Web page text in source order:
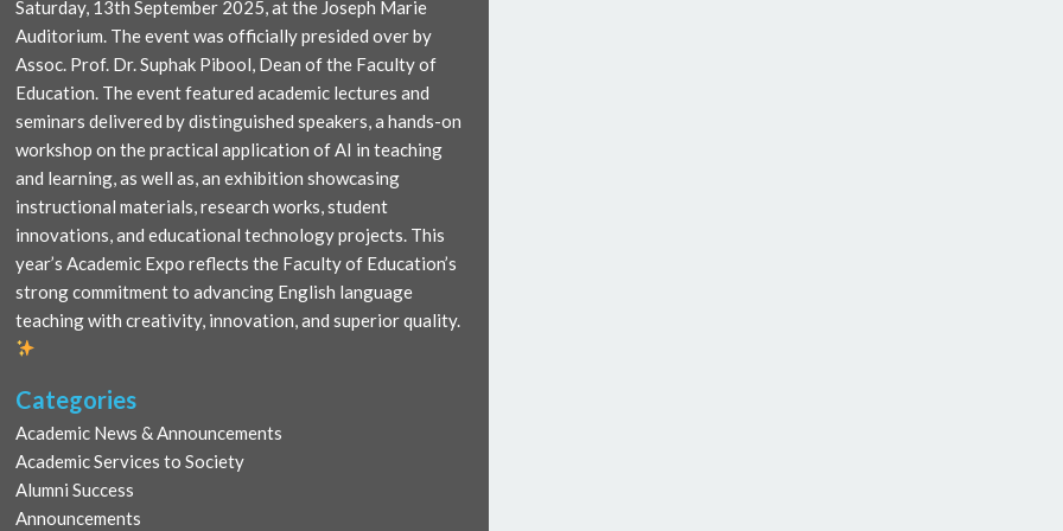
Saturday, 13th September 2025, at the Joseph Marie
Auditorium. The event was officially presided over by
Assoc. Prof. Dr. Suphak Pibool, Dean of the Faculty of
Education. The event featured academic lectures and
seminars delivered by distinguished speakers, a hands-on
workshop on the practical application of AI in teaching
and learning, as well as, an exhibition showcasing
instructional materials, research works, student
innovations, and educational technology projects. This
year’s Academic Expo reflects the Faculty of Education’s
strong commitment to advancing English language
teaching with creativity, innovation, and superior quality.
Categories
Academic News & Announcements
Academic Services to Society
Alumni Success
Announcements